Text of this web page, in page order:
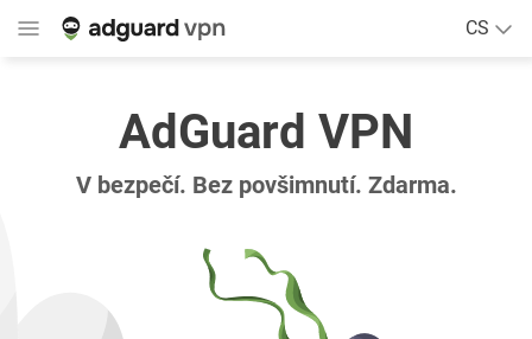
CS
AdGuard VPN
V bezpečí. Bez povšimnutí. Zdarma.